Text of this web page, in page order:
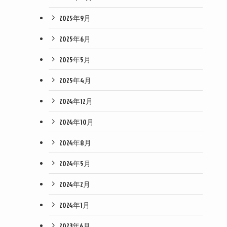
2025年9月
2025年6月
2025年5月
2025年4月
2024年12月
2024年10月
2024年8月
2024年5月
2024年2月
2024年1月